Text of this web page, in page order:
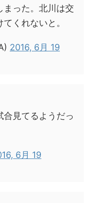
まった。北川は交
くれないと。
2016, 6月 19
合見てるようだっ
6月 19